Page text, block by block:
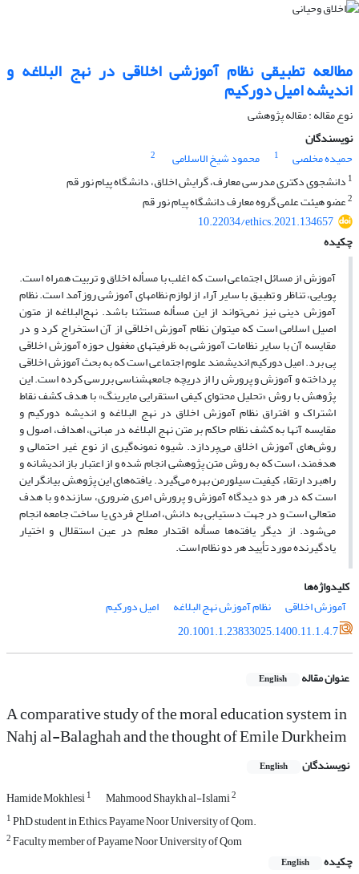
مطالعه تطبیقی نظام آموزشی اخلاقی در نهج البلاغه و
اندیشه امیل دورکیم
نوع مقاله : مقاله پژوهشی
نویسندگان
حمیده مخلصی
1 محمود شیخ الاسلامی
2
1 دانشجوی دکتری مدرسی معارف، گرایش اخلاق، دانشگاه پیام نور قم
2عضو هیئت علمی گروه معارف دانشگاه پیام نور قم
10.22034/ethics.2021.134657
چکیده
آموزش از مسائل اجتماعی است که اغلب با مسأله اخلاق و تربیت همراه است.
پویایی، تناظر و تطبیق با سایر آراء از لوازم نظام‎های آموزشی روزآمد است. نظام
آموزش دینی نیز نمی‌تواند از این مسأله مستثنا باشد. نهج‌البلاغه از متون
اصیل اسلامی است که می‎توان نظام آموزش اخلاقی از آن استخراج کرد و در
مقایسه آن با سایر نظامات آموزشی به ظرفیت‎های مغفول حوزه آموزش اخلاقی
پی برد. امیل دورکیم اندیشمند علوم اجتماعی است که به بحث آموزش اخلاقی
پرداخته و آموزش و پرورش را از دریچه جامعه‎شناسی بررسی کرده است. این
پژوهش با روش «تحلیل محتوای کیفی استقرایی مایرینگ» با هدف کشف نقاط
اشتراک و افتراق نظام آموزش اخلاق در نهج البلاغه و اندیشه دورکیم و
مقایسه آنها به کشف نظام حاکم بر متن نهج البلاغه در مبانی، اهداف، اصول و
روش‌های آموزش اخلاق می‌پردازد. شیوه نمونه‌گیری از نوع غیر احتمالی و
هدفمند، است که به روش متن پژوهشی انجام شده و از اعتبار باز اندیشانه و
راهبرد ارتقاء کیفیت سیلورمن بهره می‌گیرد. یافته‌های این پژوهش بیانگر این
است که در هر دو دیدگاه‌ آموزش و پرورش امری ضروری، سازنده و با هدف
متعالی است و در جهت دستیابی به دانش، اصلاح فردی یا ساخت جامعه انجام
می‌شود. از دیگر یافته‌ها مسأله اقتدار معلم در عین استقلال و اختیار
یادگیرنده مورد تأیید هر دو نظام است.
کلیدواژه‌ها
آموزش اخلاقی
نظام آموزش نهج البلاغه
امیل دورکیم
20.1001.1.23833025.1400.11.1.4.7
عنوان مقاله English
A comparative study of the moral education system in
Nahj al-Balaghah and the thought of Emile Durkheim
نویسندگان English
Hamide Mokhlesi1 Mahmood Shaykh al-Islami2
1PhD student in Ethics, Payame Noor University of Qom.
2Faculty member of Payame Noor University of Qom
چکیده
English